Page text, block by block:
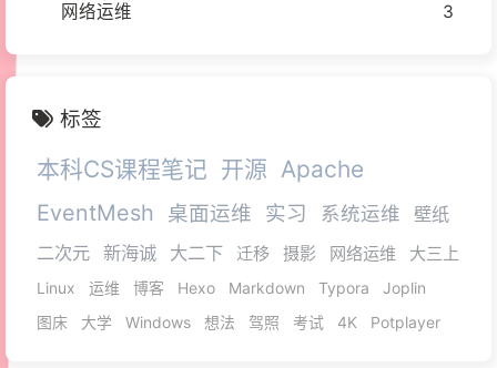
网络运维
3
标签
本科CS课程笔记 开源 Apache
EventMesh 桌面运维 实习 系统运维
壁纸
二次元 新海诚 大二下 迁移 摄影 网络运维 大三上
Linux 运维 博客 Hexo Markdown Typora
Joplin
图床
大学 Windows 想法 驾照 考试 4K Potplayer